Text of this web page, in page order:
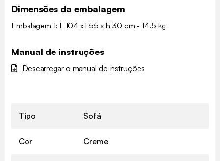
Dimensões da embalagem
Embalagem 1: L 104 x l 55 x h 30 cm - 14.5 kg
Manual de instruções
Descarregar o manual de instruções
Tipo Sofá
Cor Creme